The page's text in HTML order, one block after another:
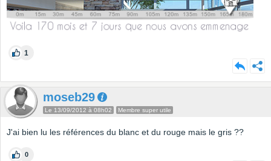
1
moseb29
Le 13/09/2012 à 08h02 Membre super utile
J'ai bien lu les références du blanc et du rouge mais le gris ??
0